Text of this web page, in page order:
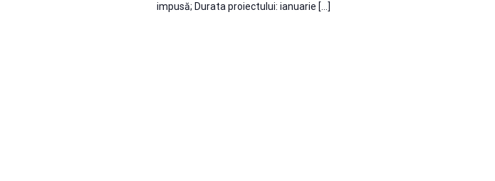
impusă; Durata proiectului: ianuarie […]